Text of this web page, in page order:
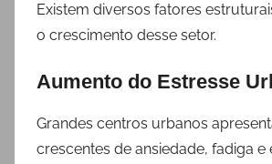
Existem diversos fatores
o crescimento desse setor.
Aumento do Estresse
Grandes centros urbanos
crescentes de ansiedade, fadiga e